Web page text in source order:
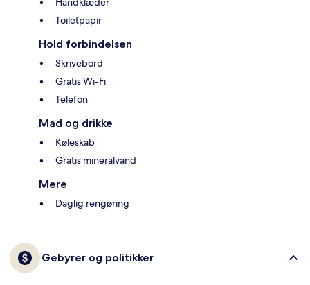
Toiletpapir
Hold forbindelsen
Skrivebord
Gratis Wi-Fi
Telefon
Mad og drikke
Køleskab
Gratis mineralvand
Mere
Daglig rengøring
Gebyrer og politikker